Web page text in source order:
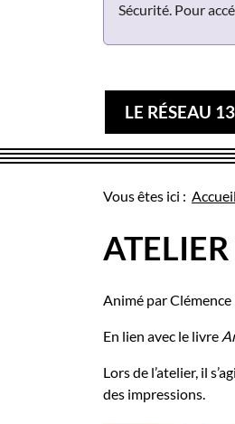
Sécurité. Pour
LE RÉSEAU
Vous êtes ici : Accueil
Animé par
En lien avec le livre
Lors de l’atelier, il
des impressions.